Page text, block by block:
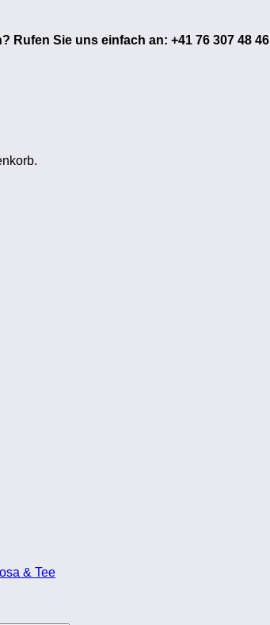
Rufen Sie uns einfach an: +41 76 307 48 46
& Tee